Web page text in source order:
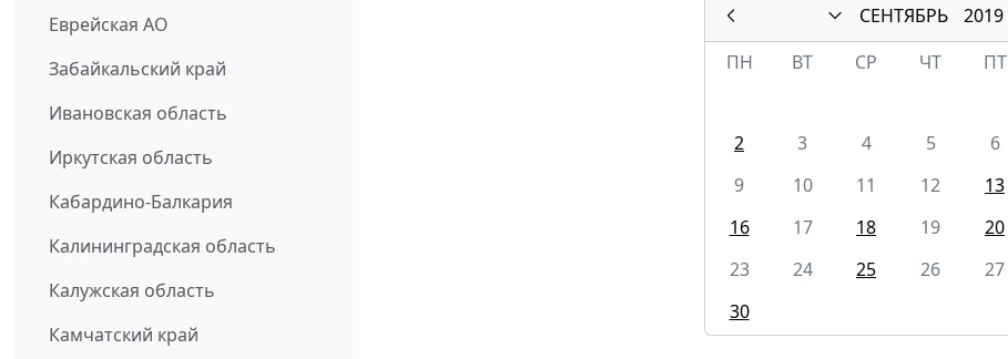
Еврейская АО
Забайкальский край
Ивановская область
Иркутская область
Кабардино-Балкария
Калининградская область
Калужская область
Камчатский край
СЕНТЯБРЬ
2019
ПН
ВТ СР ЧТ ПТ
2
3 4 5 6
9
10 11 12 13
16
17 18 19 20
23
24 25 26 27
30